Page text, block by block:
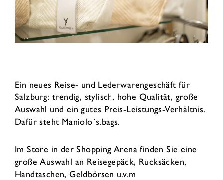
Ein neues Reise- und Lederwarengeschäft für
Salzburg: trendig, stylisch, hohe Qualität, große
Auswahl und ein gutes Preis-Leistungs-Verhältnis.
Dafür steht Maniolo´s.bags.
Im Store in der Shopping Arena finden Sie eine
große Auswahl an Reisegepäck, Rucksäcken,
Handtaschen, Geldbörsen u.v.m